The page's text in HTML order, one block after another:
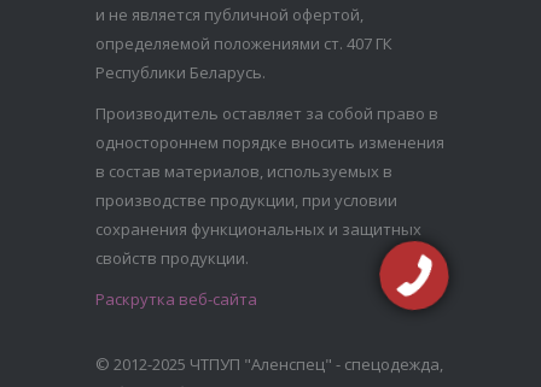
и не является публичной офертой,
определяемой положениями ст. 407 ГК
Республики Беларусь.
Производитель оставляет за собой право в
одностороннем порядке вносить изменения
в состав материалов, используемых в
производстве продукции, при условии
сохранения функциональных и защитных
свойств продукции.
Раскрутка веб-сайта
© 2012-2025 ЧТПУП "Аленспец" - спецодежда,